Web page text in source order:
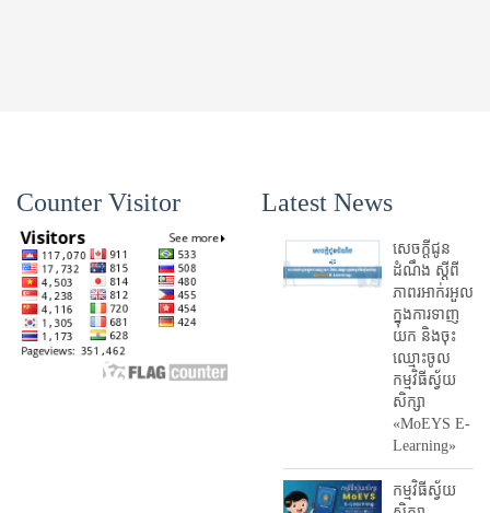
Counter Visitor Latest News
សេចក្តីជូន
ដំណឹង ស្តី​ពី
ភាព​រអាក់រអួល​
ក្នុងការ​ទាញ​
យក និង​ចុះ​
ឈ្មោះ​ចូល​
កម្មវិធី​ស្វ័យ
សិក្សា
«MoEYS E-
Learning»
កម្មវិធីស្វ័យ